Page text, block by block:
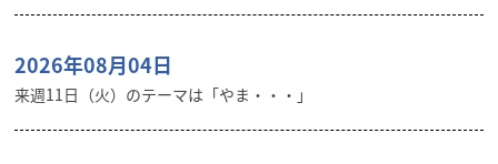
2026年08月04日
来週11日（火）のテーマは「やま・・・」